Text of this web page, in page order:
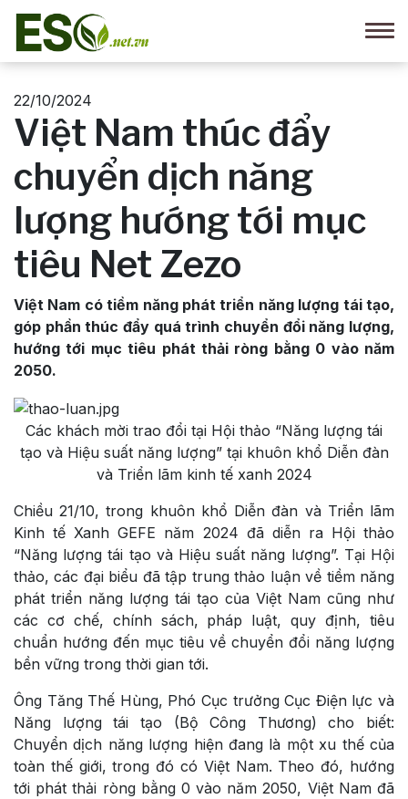
22/10/2024
Việt Nam thúc đẩy
chuyển dịch năng
lượng hướng tới mục
tiêu Net Zezo
Việt Nam có tiềm năng phát triển năng lượng tái tạo,
góp phần thúc đẩy quá trình chuyển đổi năng lượng,
hướng tới mục tiêu phát thải ròng bằng 0 vào năm
2050.
Các khách mời trao đổi tại Hội thảo “Năng lượng tái
tạo và Hiệu suất năng lượng” tại khuôn khổ Diễn đàn
và Triển lãm kinh tế xanh 2024
Chiều 21/10, trong khuôn khổ Diễn đàn và Triển lãm
Kinh tế Xanh GEFE năm 2024 đã diễn ra Hội thảo
“Năng lượng tái tạo và Hiệu suất năng lượng”. Tại Hội
thảo, các đại biểu đã tập trung thảo luận về tiềm năng
phát triển năng lượng tái tạo của Việt Nam cũng như
các cơ chế, chính sách, pháp luật, quy định, tiêu
chuẩn hướng đến mục tiêu về chuyển đổi năng lượng
bền vững trong thời gian tới.
Ông Tăng Thế Hùng, Phó Cục trưởng Cục Điện lực và
Năng lượng tái tạo (Bộ Công Thương) cho biết:
Chuyển dịch năng lượng hiện đang là một xu thế của
toàn thế giới, trong đó có Việt Nam. Theo đó, hướng
tới phát thải ròng bằng 0 vào năm 2050, Việt Nam đã